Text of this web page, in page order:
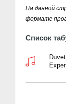
На данной
формате
Список